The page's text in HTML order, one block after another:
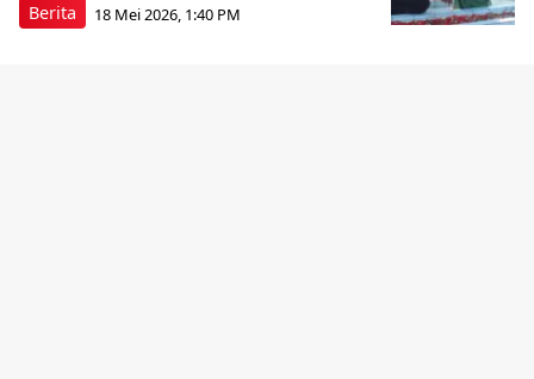
Berita 18 Mei 2026, 1:40 PM